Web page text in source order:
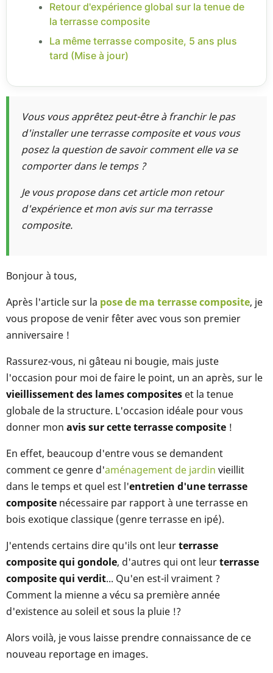
Retour d'expérience global sur la tenue de
la terrasse composite
La même terrasse composite, 5 ans plus
tard (Mise à jour)
Vous vous apprêtez peut-être à franchir le pas
d'installer une terrasse composite et vous vous
posez la question de savoir comment elle va se
comporter dans le temps ?
Je vous propose dans cet article mon retour
d'expérience et mon avis sur ma terrasse
composite.
Bonjour à tous,
Après l'article sur la pose de ma terrasse composite, je
vous propose de venir fêter avec vous son premier
anniversaire !
Rassurez-vous, ni gâteau ni bougie, mais juste
l'occasion pour moi de faire le point, un an après, sur le
vieillissement des lames composites et la tenue
globale de la structure. L'occasion idéale pour vous
donner mon avis sur cette terrasse composite !
En effet, beaucoup d'entre vous se demandent
comment ce genre d'aménagement de jardin vieillit
dans le temps et quel est l'entretien d'une terrasse
composite nécessaire par rapport à une terrasse en
bois exotique classique (genre terrasse en ipé).
J'entends certains dire qu'ils ont leurterrasse
composite qui gondole, d'autres qui ont leurterrasse
composite qui verdit... Qu'en est-il vraiment ?
Comment la mienne a vécu sa première année
d'existence au soleil et sous la pluie !?
Alors voilà, je vous laisse prendre connaissance de ce
nouveau reportage en images.